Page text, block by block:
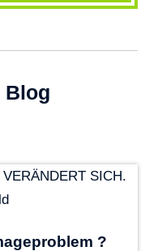
Blog
?